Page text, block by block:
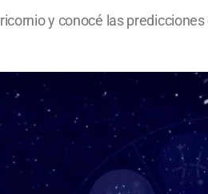
y conocé las